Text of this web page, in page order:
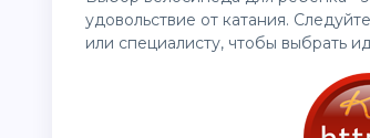
удовольствие от катания.
или специалисту, чтобы выбрать